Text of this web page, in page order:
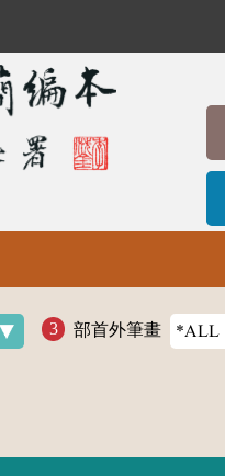
部首外筆畫